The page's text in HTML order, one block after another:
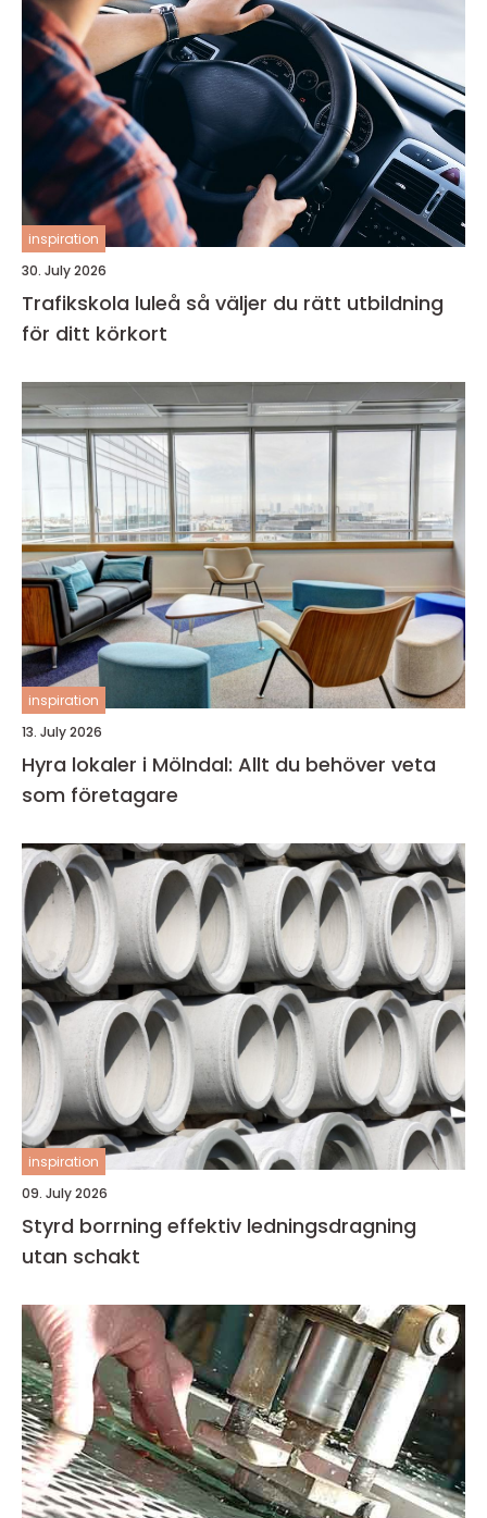
inspiration
30. July 2026
Trafikskola luleå så väljer du rätt utbildning
för ditt körkort
inspiration
13. July 2026
Hyra lokaler i Mölndal: Allt du behöver veta
som företagare
inspiration
09. July 2026
Styrd borrning effektiv ledningsdragning
utan schakt